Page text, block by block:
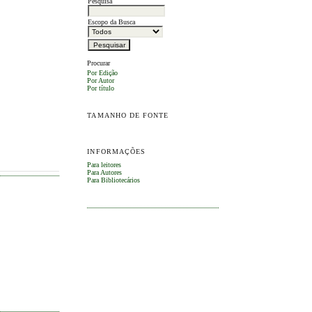
Escopo da Busca
Procurar
Por Edição
Por Autor
Por título
TAMANHO DE FONTE
INFORMAÇÕES
Para leitores
Para Autores
Para Bibliotecários